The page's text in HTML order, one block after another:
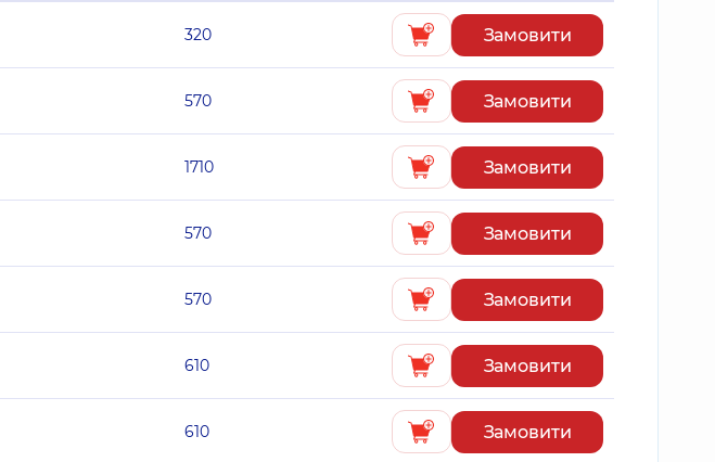
320 Замовити
570 Замовити
1710 Замовити
570 Замовити
570 Замовити
610 Замовити
610 Замовити